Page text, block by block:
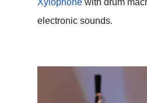
electronic sounds.